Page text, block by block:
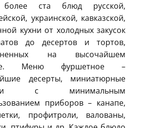
ста блюд русской,
украинской, кавказской,
кухни от холодных закусок
до десертов и тортов,
на высочайшем
Меню фуршетное –
десерты, миниатюрные
с минимальным
приборов – канапе,
профитроли, валованы,